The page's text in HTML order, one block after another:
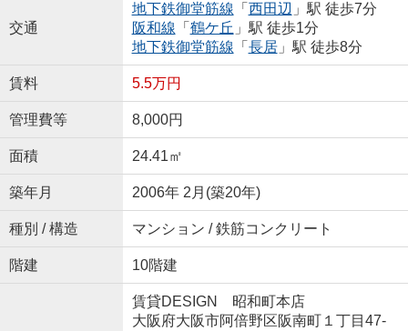
交通
地下鉄御堂筋線 「 西田辺 」駅 徒歩7分
阪和線 「 鶴ケ丘 」駅 徒歩1分
地下鉄御堂筋線 「 長居」駅 徒歩8分
賃料 5.5万円
管理費等 8,000円
面積 24.41㎡
築年月 2006年 2月(築20年)
種別 / 構造 マンション / 鉄筋コンクリート
階建 10階建
賃貸DESIGN 昭和町本店
大阪府大阪市阿倍野区阪南町１丁目47-